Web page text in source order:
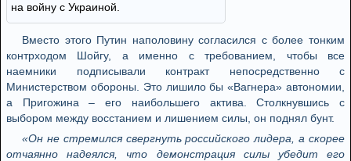
на войну с Украиной.
Вместо этого Путин наполовину согласился с более тонким
контрходом Шойгу, а именно с требованием, чтобы все
наемники подписывали контракт непосредственно с
Министерством обороны. Это лишило бы «Вагнера» автономии,
а Пригожина – его наибольшего актива. Столкнувшись с
выбором между восстанием и лишением силы, он поднял бунт.
«Он не стремился свергнуть российского лидера, а скорее
отчаянно надеялся, что демонстрация силы убедит его